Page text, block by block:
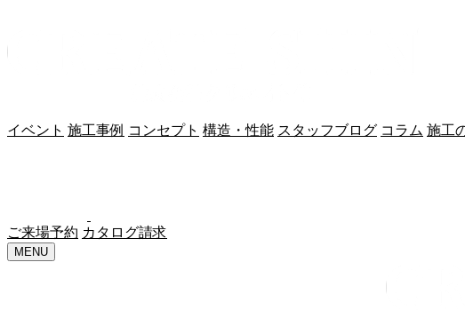
イベント 施工事例 コンセプト 構造・性能 スタッフブログ コラム 施工
ご来場予約 カタログ請求
MENU